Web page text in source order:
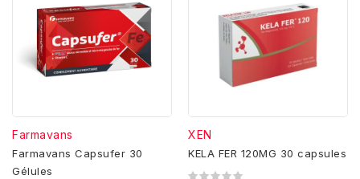
Farmavans
Farmavans Capsufer 30
Gélules
XEN
KELA FER 120MG 30 capsules